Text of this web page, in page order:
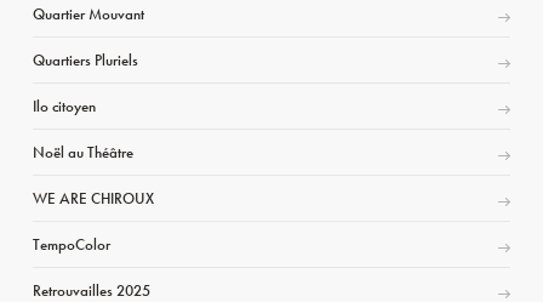
Quartier Mouvant
Quartiers Pluriels
Ilo citoyen
Noël au Théâtre
WE ARE CHIROUX
TempoColor
Retrouvailles 2025